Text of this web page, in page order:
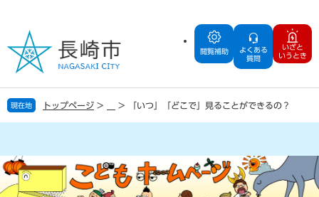
の
で
す
ー
ば
し
文
へ
閲覧補助
よくある
質問
いざと
いうとき
現在地 トップページ > > 「いつ」「どこで」見ることができるの？